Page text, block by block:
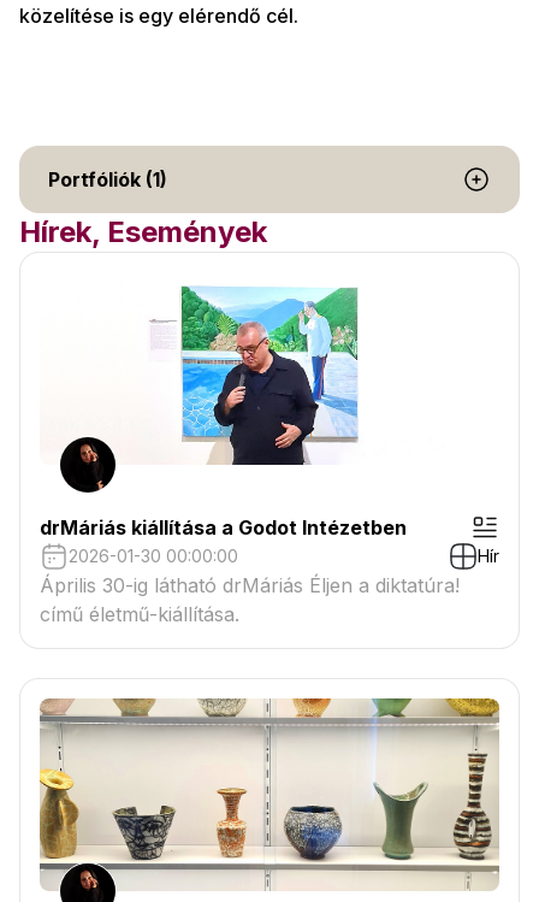
közelítése is egy elérendő cél.
Portfóliók (1)
Hírek, Események
drMáriás kiállítása a Godot Intézetben
2026-01-30 00:00:00 Hír
Április 30-ig látható drMáriás Éljen a diktatúra!
című életmű-kiállítása.